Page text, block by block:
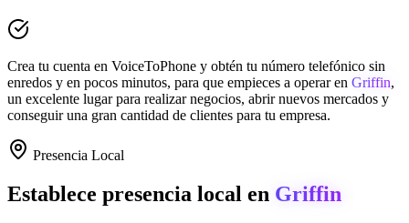
Crea tu cuenta en VoiceToPhone y obtén tu número telefónico sin
enredos y en pocos minutos, para que empieces a operar en Griffin,
un excelente lugar para realizar negocios, abrir nuevos mercados y
conseguir una gran cantidad de clientes para tu empresa.
Presencia Local
Establece presencia local en Griffin